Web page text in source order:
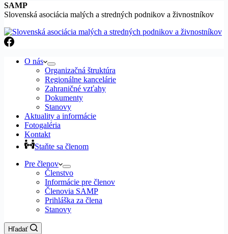
SAMP
Slovenská asociácia malých a stredných podnikov a živnostníkov
O nás
Organizačná štruktúra
Regionálne kancelárie
Zahraničné vzťahy
Dokumenty
Stanovy
Aktuality a informácie
Fotogaléria
Kontakt
Staňte sa členom
Pre členov
Členstvo
Informácie pre členov
Členovia SAMP
Prihláška za člena
Stanovy
Hľadať